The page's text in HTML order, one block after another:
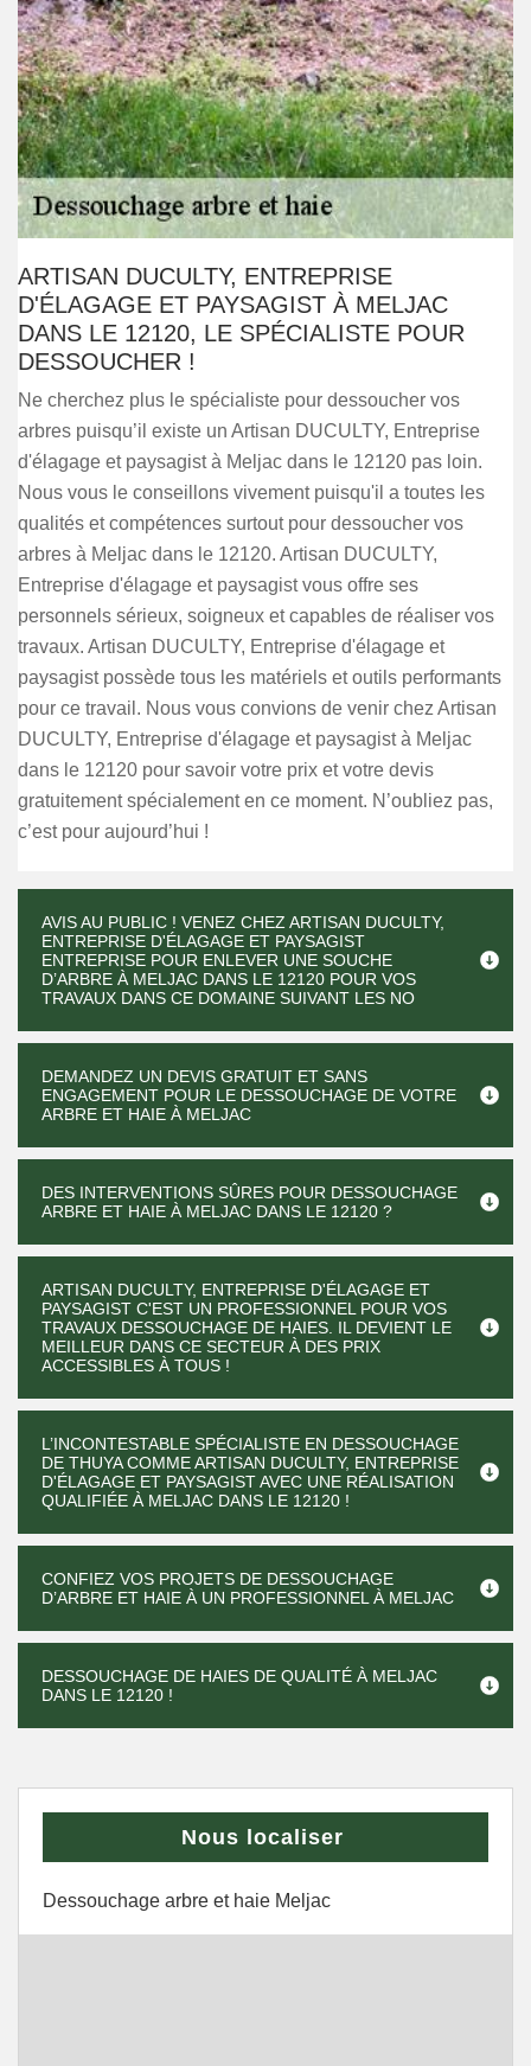
ARTISAN DUCULTY, ENTREPRISE
D'ÉLAGAGE ET PAYSAGIST À MELJAC
DANS LE 12120, LE SPÉCIALISTE POUR
DESSOUCHER !
Ne cherchez plus le spécialiste pour dessoucher vos
arbres puisqu’il existe un Artisan DUCULTY, Entreprise
d'élagage et paysagist à Meljac dans le 12120 pas loin.
Nous vous le conseillons vivement puisqu'il a toutes les
qualités et compétences surtout pour dessoucher vos
arbres à Meljac dans le 12120. Artisan DUCULTY,
Entreprise d'élagage et paysagist vous offre ses
personnels sérieux, soigneux et capables de réaliser vos
travaux. Artisan DUCULTY, Entreprise d'élagage et
paysagist possède tous les matériels et outils performants
pour ce travail. Nous vous convions de venir chez Artisan
DUCULTY, Entreprise d'élagage et paysagist à Meljac
dans le 12120 pour savoir votre prix et votre devis
gratuitement spécialement en ce moment. N’oubliez pas,
c’est pour aujourd’hui !
AVIS AU PUBLIC ! VENEZ CHEZ ARTISAN DUCULTY,
ENTREPRISE D'ÉLAGAGE ET PAYSAGIST
ENTREPRISE POUR ENLEVER UNE SOUCHE
D’ARBRE À MELJAC DANS LE 12120 POUR VOS
TRAVAUX DANS CE DOMAINE SUIVANT LES NO
DEMANDEZ UN DEVIS GRATUIT ET SANS
ENGAGEMENT POUR LE DESSOUCHAGE DE VOTRE
ARBRE ET HAIE À MELJAC
DES INTERVENTIONS SÛRES POUR DESSOUCHAGE
ARBRE ET HAIE À MELJAC DANS LE 12120 ?
ARTISAN DUCULTY, ENTREPRISE D'ÉLAGAGE ET
PAYSAGIST C'EST UN PROFESSIONNEL POUR VOS
TRAVAUX DESSOUCHAGE DE HAIES. IL DEVIENT LE
MEILLEUR DANS CE SECTEUR À DES PRIX
ACCESSIBLES À TOUS !
L’INCONTESTABLE SPÉCIALISTE EN DESSOUCHAGE
DE THUYA COMME ARTISAN DUCULTY, ENTREPRISE
D'ÉLAGAGE ET PAYSAGIST AVEC UNE RÉALISATION
QUALIFIÉE À MELJAC DANS LE 12120 !
CONFIEZ VOS PROJETS DE DESSOUCHAGE
D’ARBRE ET HAIE À UN PROFESSIONNEL À MELJAC
DESSOUCHAGE DE HAIES DE QUALITÉ À MELJAC
DANS LE 12120 !
Nous localiser
Dessouchage arbre et haie Meljac